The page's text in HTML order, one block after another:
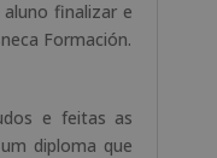
finalizar e
Formación.
e feitas as
diploma que